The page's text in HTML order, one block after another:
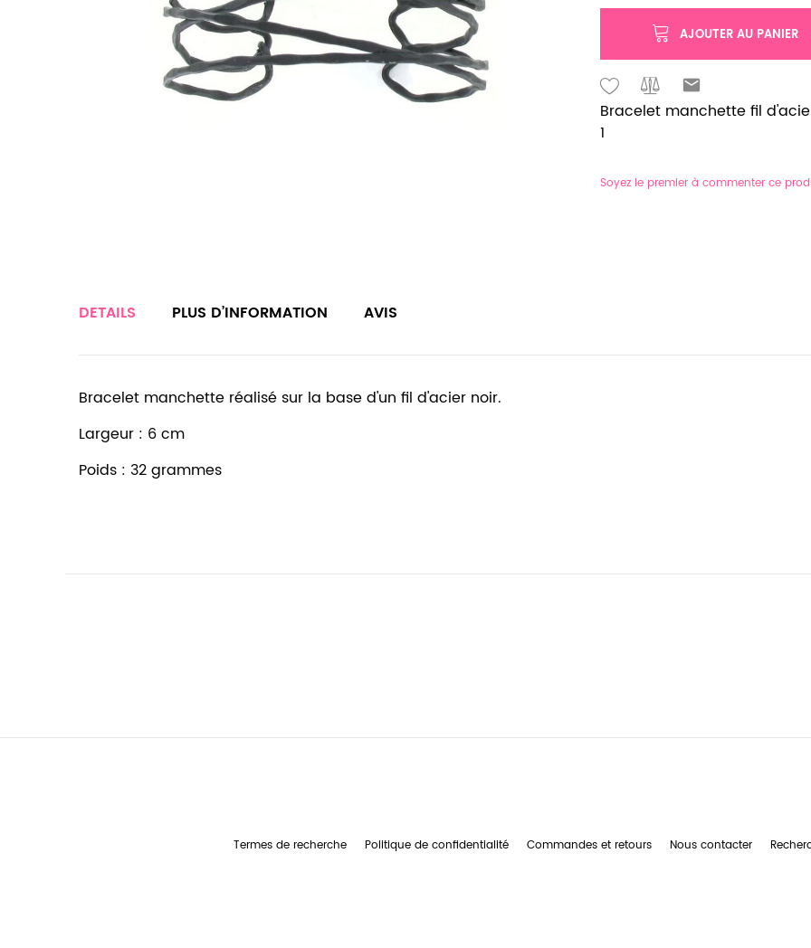
AJOUTER AU PANIER
Bracelet manchette fil
1
Soyez le premier à commenter ce
DETAILS
Bracelet manchette réalisé sur la base d'un fil d'acier noir.
Largeur : 6 cm
Poids : 32 grammes
PLUS D’INFORMATION AVIS
Termes de recherche Politique de confidentialité Commandes et retours Nous contacter